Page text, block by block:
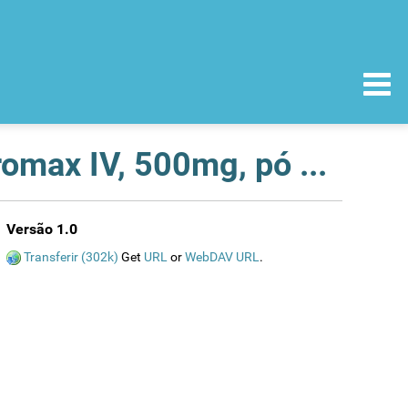
Recolha voluntária de lotes do medicamento Zithromax IV, 500mg, pó para solução para perfusão, frasco para injectáveis - 10 unidade(s)
Versão 1.0
Transferir (302k) Get URL orWebDAV URL .